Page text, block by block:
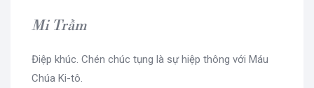
Mi Trầm
Điệp khúc. Chén chúc tụng là sự hiệp thông với Máu
Chúa Ki-tô.